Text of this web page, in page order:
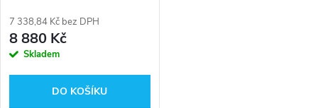
PRO
7 338,84 Kč bez DPH
8 880 Kč
Skladem
DO KOŠÍKU